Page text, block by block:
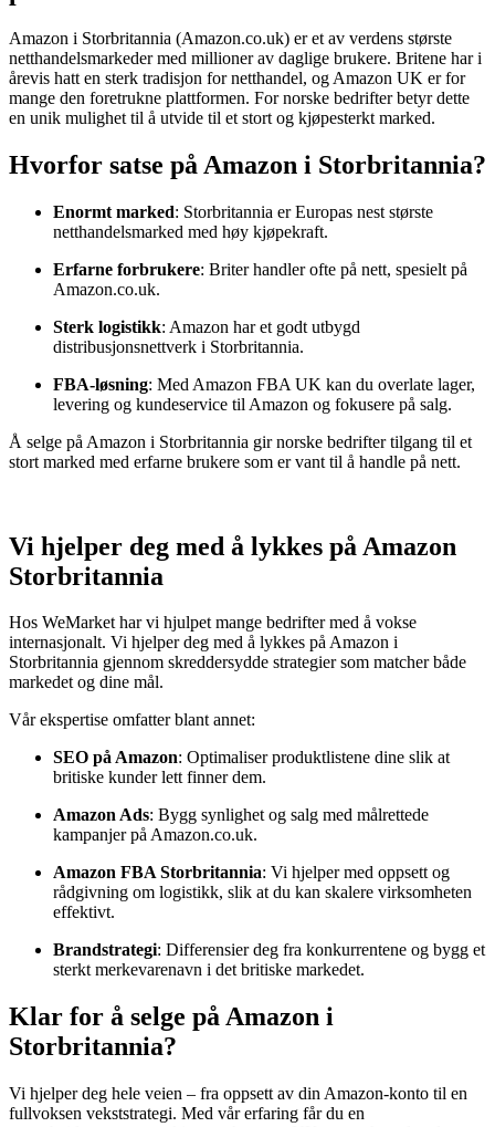
Amazon i Storbritannia (Amazon.co.uk) er et av verdens største
netthandelsmarkeder med millioner av daglige brukere. Britene har i
årevis hatt en sterk tradisjon for netthandel, og Amazon UK er for
mange den foretrukne plattformen. For norske bedrifter betyr dette
en unik mulighet til å utvide til et stort og kjøpesterkt marked.
Hvorfor satse på Amazon i Storbritannia?
Enormt marked: Storbritannia er Europas nest største
netthandelsmarked med høy kjøpekraft.
Erfarne forbrukere: Briter handler ofte på nett, spesielt på
Amazon.co.uk.
Sterk logistikk: Amazon har et godt utbygd
distribusjonsnettverk i Storbritannia.
FBA-løsning: Med Amazon FBA UK kan du overlate lager,
levering og kundeservice til Amazon og fokusere på salg.
Å selge på Amazon i Storbritannia gir norske bedrifter tilgang til et
stort marked med erfarne brukere som er vant til å handle på nett.
Vi hjelper deg med å lykkes på Amazon
Storbritannia
Hos WeMarket har vi hjulpet mange bedrifter med å vokse
internasjonalt. Vi hjelper deg med å lykkes på Amazon i
Storbritannia gjennom skreddersydde strategier som matcher både
markedet og dine mål.
Vår ekspertise omfatter blant annet:
SEO på Amazon: Optimaliser produktlistene dine slik at
britiske kunder lett finner dem.
Amazon Ads: Bygg synlighet og salg med målrettede
kampanjer på Amazon.co.uk.
Amazon FBA Storbritannia: Vi hjelper med oppsett og
rådgivning om logistikk, slik at du kan skalere virksomheten
effektivt.
Brandstrategi: Differensier deg fra konkurrentene og bygg et
sterkt merkevarenavn i det britiske markedet.
Klar for å selge på Amazon i
Storbritannia?
Vi hjelper deg hele veien – fra oppsett av din Amazon-konto til en
fullvoksen vekststrategi. Med vår erfaring får du en